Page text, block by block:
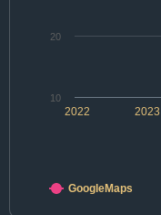
2022 2023
10
20
GoogleMaps